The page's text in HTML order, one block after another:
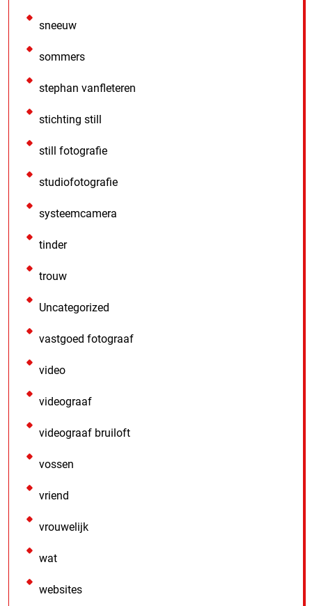
sneeuw
sommers
stephan vanfleteren
stichting still
still fotografie
studiofotografie
systeemcamera
tinder
trouw
Uncategorized
vastgoed fotograaf
video
videograaf
videograaf bruiloft
vossen
vriend
vrouwelijk
wat
websites